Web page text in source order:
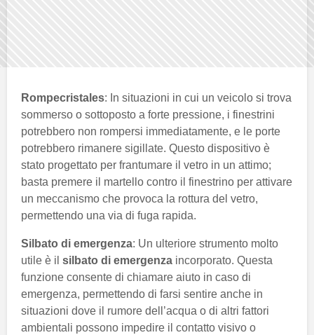
Rompecristales: In situazioni in cui un veicolo si trova
sommerso o sottoposto a forte pressione, i finestrini
potrebbero non rompersi immediatamente, e le porte
potrebbero rimanere sigillate. Questo dispositivo è
stato progettato per frantumare il vetro in un attimo;
basta premere il martello contro il finestrino per attivare
un meccanismo che provoca la rottura del vetro,
permettendo una via di fuga rapida.
Silbato di emergenza: Un ulteriore strumento molto
utile è il silbato di emergenza incorporato. Questa
funzione consente di chiamare aiuto in caso di
emergenza, permettendo di farsi sentire anche in
situazioni dove il rumore dell’acqua o di altri fattori
ambientali possono impedire il contatto visivo o